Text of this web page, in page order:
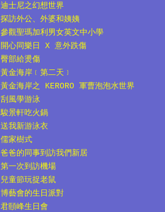
迪士尼之幻想世界
探訪外公、外婆和姨姨
參觀聖瑪加利男女英文中小學
開心同樂日 X 意外跌傷
臀部給燙傷
黃金海岸﹝第二天﹞
黃金海岸之 KERORO 軍曹泡泡水世界
刮風學游泳
駿景軒吃火鍋
送我新游泳衣
儒家樹式
爸爸的同事到訪我們新居
第一次到訪機場
兒童節玩捉老鼠
博藝會的生日派對
君頤峰生日會